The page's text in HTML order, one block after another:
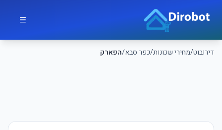
דירובוט/מחירי שכונות/כפר סבא/הפארק
דירובוט